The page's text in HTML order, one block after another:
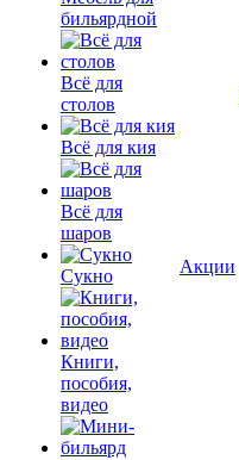
бильярдной
Всё для
столов
Всё для кия
Всё для
шаров
Сукно
Книги,
пособия,
видео
Акции